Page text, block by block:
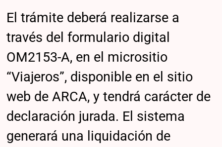
El trámite deberá realizarse a
través del formulario digital
OM2153-A, en el micrositio
“Viajeros”, disponible en el sitio
web de ARCA, y tendrá carácter de
declaración jurada. El sistema
generará una liquidación de